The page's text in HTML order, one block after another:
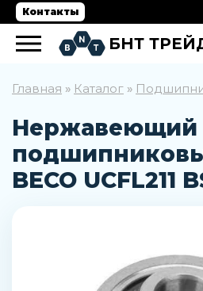
Контакты
БНТ
Главная » Каталог »
Нержавеющий
BECO UCFL211